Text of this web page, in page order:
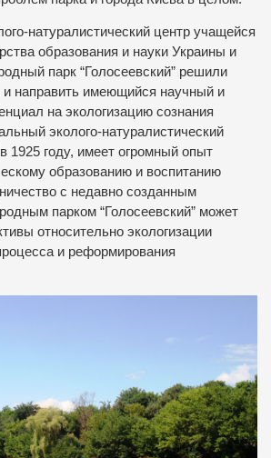
натуралистический центр учащейся
образования и науки Украины и
парк “Голосеевский” решили
и направить имеющийся научный и
на экологизацию сознания
эколого-натуралистический
1925 году, имеет огромный опыт
образованию и воспитанию
с недавно созданным
парком “Голосеевский” может
относительно экологизации
и реформирования